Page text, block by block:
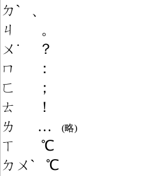
ㄉˋ 、
ㄐ 。
ㄨ˙ ？
ㄇ ：
ㄈ ；
ㄊ ！
ㄌ …
(略)
ㄒ ℃
ㄉㄨ ˋ ℃